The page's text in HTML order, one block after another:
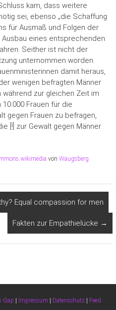
kam, dass weitere
sei, ebenso „die Schaffung
für Ausmaß und Folgen der
Ausbau eines entsprechenden
Seither ist nicht der
unternommen worden.
damit heraus,
wenigen befragten Männer
zur gleichen Zeit im
10.000 Frauen für die
gegen Frauen zu befragen,
[!] zur Gewalt gegen Männer
von Waugsberg
Equal compassion for men
Fakten zur Empathielücke →
Gap Impressum Datenschutz| Feed